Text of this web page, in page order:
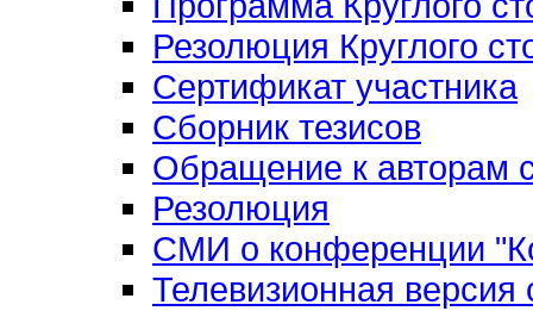
Резолюция Круглого
Сертификат участника
Сборник тезисов
Обращение к авторам
Резолюция
СМИ о конференции
Телевизионная